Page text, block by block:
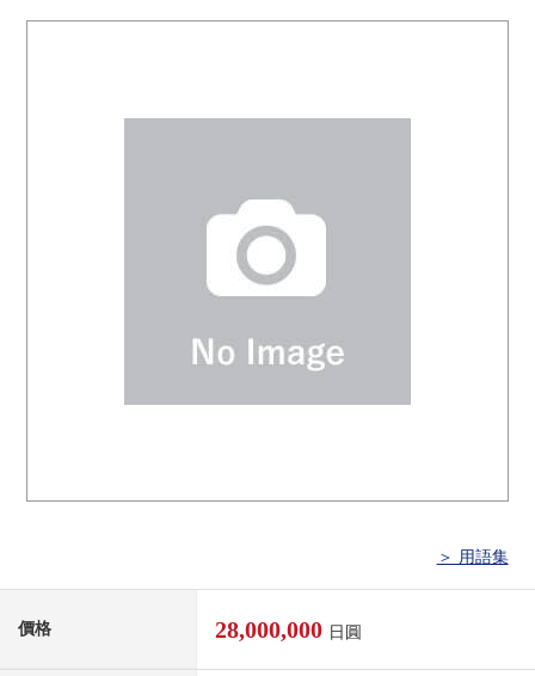
＞ 用語集
價格 28,000,000 日圓